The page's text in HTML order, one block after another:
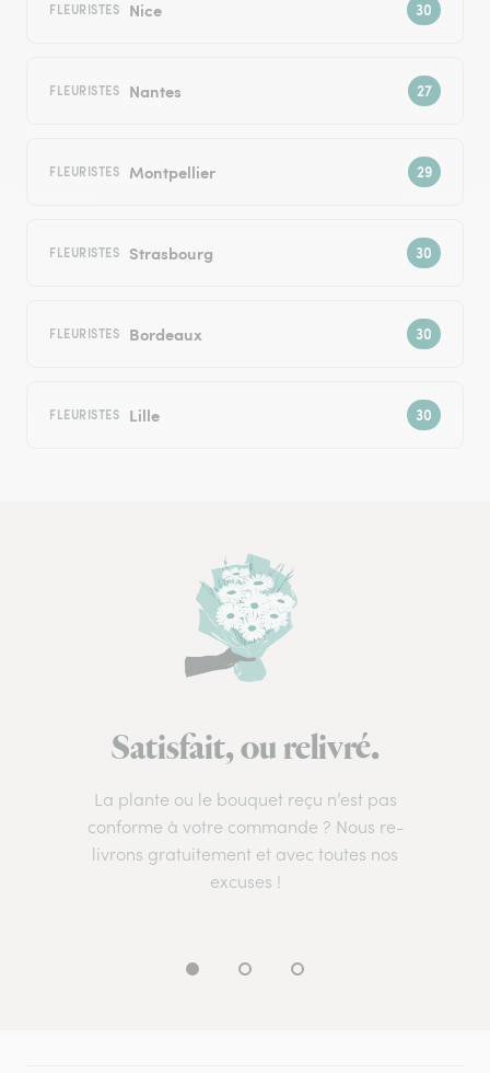
FLEURISTES Nice
FLEURISTES Nantes
FLEURISTES Montpellier
FLEURISTES Strasbourg
FLEURISTES Bordeaux
FLEURISTES Lille
Satisfait, ou relivré.
La plante ou le bouquet reçu n’est pas
conforme à votre commande ? Nous re-
livrons gratuitement et avec toutes nos
excuses !